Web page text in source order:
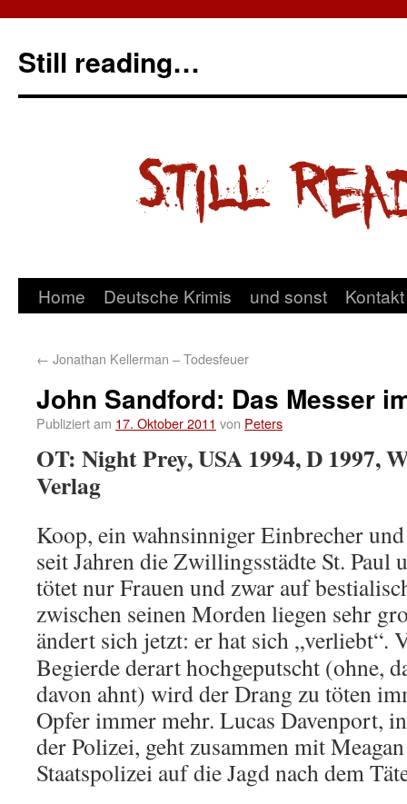
Still reading…
Home Deutsche Krimis und sonst Kontakt
← Jonathan Kellerman – Todesfeuer
John Sandford: Das Messer
Publiziert am 17. Oktober 2011 von Peters
OT: Night Prey, USA 1994, D 1997,
Verlag
Koop, ein wahnsinniger Einbrecher
seit Jahren die Zwillingsstädte St. Paul
tötet nur Frauen und zwar auf
zwischen seinen Morden liegen sehr
ändert sich jetzt: er hat sich „verliebt“.
Begierde derart hochgeputscht (ohne,
davon ahnt) wird der Drang zu töten
Opfer immer mehr. Lucas Davenport,
der Polizei, geht zusammen mit
Staatspolizei auf die Jagd nach dem